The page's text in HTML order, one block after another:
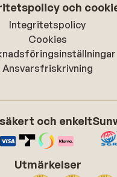
och
Integritetspolicy
Cookies
Ansvarsfriskrivning
och enkelt
Utmärkelser